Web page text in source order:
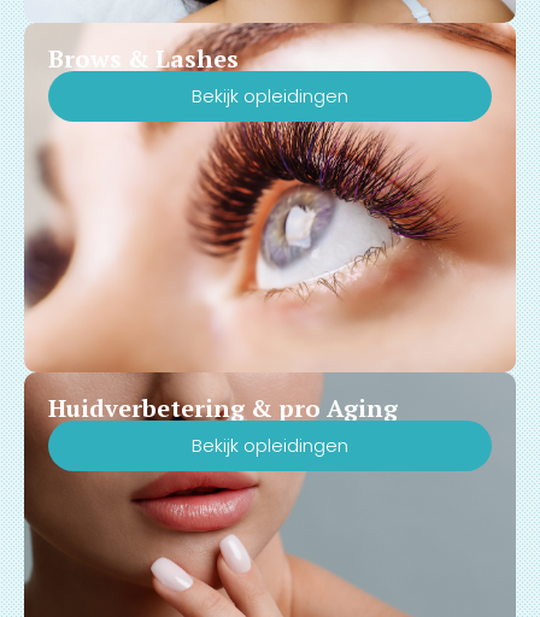
Brows & Lashes
Bekijk opleidingen
Huidverbetering & pro Aging
Bekijk opleidingen